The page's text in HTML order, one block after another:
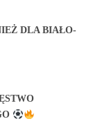
DLA BIAŁO-